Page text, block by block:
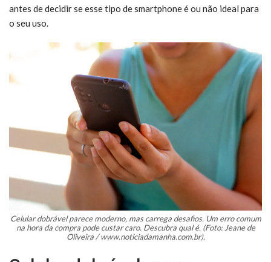
antes de decidir se esse tipo de smartphone é ou não ideal para
o seu uso.
Celular dobrável parece moderno, mas carrega desafios. Um erro comum
na hora da compra pode custar caro. Descubra qual é. (Foto: Jeane de
Oliveira / www.noticiadamanha.com.br).